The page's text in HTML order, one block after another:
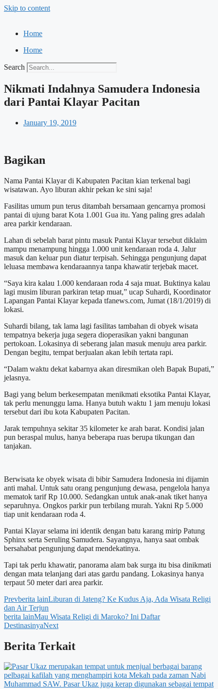
Skip to content
Home
Home
Search
Nikmati Indahnya Samudera Indonesia
dari Pantai Klayar Pacitan
January 19, 2019
Bagikan
Nama Pantai Klayar di Kabupaten Pacitan kian terkenal bagi
wisatawan. Ayo liburan akhir pekan ke sini saja!
Fasilitas umum pun terus ditambah bersamaan gencarnya promosi
pantai di ujung barat Kota 1.001 Gua itu. Yang paling gres adalah
area parkir kendaraan.
Lahan di sebelah barat pintu masuk Pantai Klayar tersebut diklaim
mampu menampung hingga 1.000 unit kendaraan roda 4. Jalur
masuk dan keluar pun diatur terpisah. Sehingga pengunjung dapat
leluasa membawa kendaraannya tanpa khawatir terjebak macet.
“Saya kira kalau 1.000 kendaraan roda 4 saja muat. Buktinya kalau
lagi musim liburan parkiran tetap muat,” ucap Suhardi, Koordinator
Lapangan Pantai Klayar kepada tfanews.com, Jumat (18/1/2019) di
lokasi.
Suhardi bilang, tak lama lagi fasilitas tambahan di obyek wisata
tempatnya bekerja juga segera dioperasikan yakni bangunan
pertokoan. Lokasinya di seberang jalan masuk menuju area parkir.
Dengan begitu, tempat berjualan akan lebih tertata rapi.
“Dalam waktu dekat kabarnya akan diresmikan oleh Bapak Bupati,”
jelasnya.
Bagi yang belum berkesempatan menikmati eksotika Pantai Klayar,
tak perlu menunggu lama. Hanya butuh waktu 1 jam menuju lokasi
tersebut dari ibu kota Kabupaten Pacitan.
Jarak tempuhnya sekitar 35 kilometer ke arah barat. Kondisi jalan
pun beraspal mulus, hanya beberapa ruas berupa tikungan dan
tanjakan.
Berwisata ke obyek wisata di bibir Samudera Indonesia ini dijamin
anti mahal. Untuk satu orang pengunjung dewasa, pengelola hanya
mematok tarif Rp 10.000. Sedangkan untuk anak-anak tiket hanya
separuhnya. Ongkos parkir pun terbilang murah. Yakni Rp 5.000
tiap unit kendaraan roda 4.
Pantai Klayar selama ini identik dengan batu karang mirip Patung
Sphinx serta Seruling Samudera. Sayangnya, hanya saat ombak
bersahabat pengunjung dapat mendekatinya.
Tapi tak perlu khawatir, panorama alam bak surga itu bisa dinikmati
dengan mata telanjang dari atas gardu pandang. Lokasinya hanya
terpaut 50 meter dari area parkir.
Prevberita lainLiburan di Jateng? Ke Kudus Aja, Ada Wisata Religi
dan Air Terjun
berita lainMau Wisata Religi di Maroko? Ini Daftar
DestinasinyaNext
Berita Terkait